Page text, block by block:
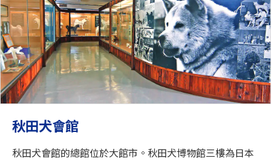
秋田犬會館
秋田犬會館的總館位於大館市。秋田犬博物館三樓為日本